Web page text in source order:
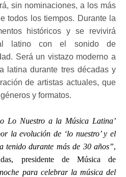
sin nominaciones, a los más
todos los tiempos. Durante la
históricos y se revivirá
latino con el sonido de
Será un vistazo moderno a
latina durante tres décadas y
de artistas actuales, que
y formatos.
Lo Nuestro a la Música Latina’
la evolución de ‘lo nuestro’ y el
tenido durante más de 30 años”,
presidente de Música de
para celebrar la música del